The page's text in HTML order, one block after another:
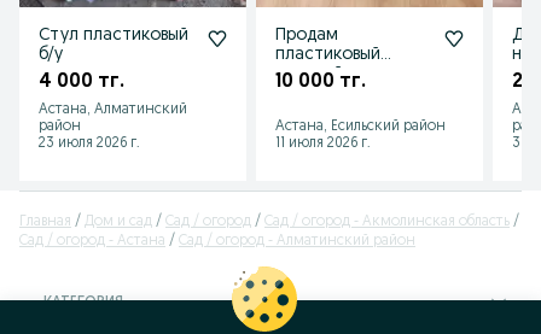
Стул пластиковый
б/у
4 000 тг.
Астана, Алматинский
район
23 июля 2026 г.
Продам
пластиковый
садовый стул.
10 000 тг.
Астана, Есильский район
11 июля 2026 г.
2
30
Главная Дом и сад Сад / огород
Сад / огород - Акмолинская область
Сад / огород - Астана
Сад / огород - Алматинский район
КАТЕГОРИЯ